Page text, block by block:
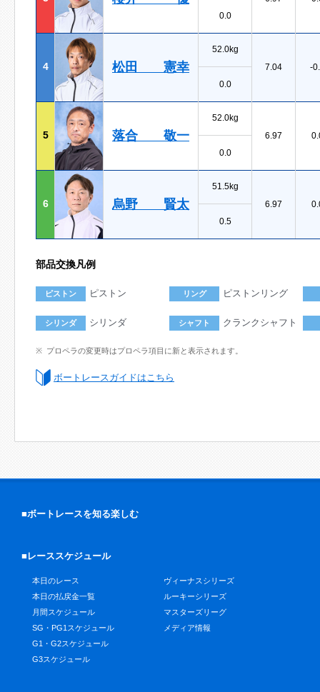
0.0
4 松田 憲幸
52.0kg
7.04
-
0.0
5 落合 敬一
52.0kg
6.97
0.0
6 烏野 賢太
51.5kg
6.97
0.5
部品交換凡例
ピストン ピストン リング ピストンリング
シリンダ シリンダ シャフト クランクシャフト
プロペラの変更時はプロペラ項目に新と表示されます。
ボートレースガイドはこちら
■ボートレースを知る楽しむ
■レーススケジュール
本日のレース
本日の払戻金一覧
月間スケジュール
SG・PG1スケジュール
G1・G2スケジュール
G3スケジュール
ヴィーナスシリーズ
ルーキーシリーズ
マスターズリーグ
メディア情報